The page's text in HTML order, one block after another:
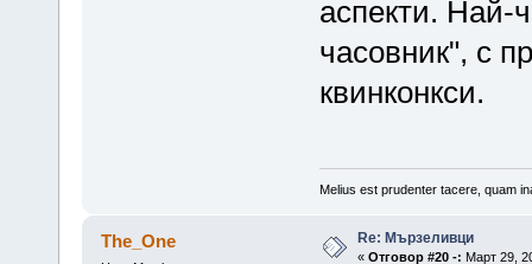
аспекти. Най-
часовник", с
квинконкси.
Melius est prudenter tacere, quam
The_One Re: Мързеливци
« Отговор #20 -: Март 29,